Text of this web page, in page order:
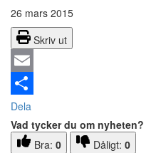
26 mars 2015
Skriv ut
Email
Dela
Vad tycker du om nyheten?
Bra: 0 Dåligt: 0